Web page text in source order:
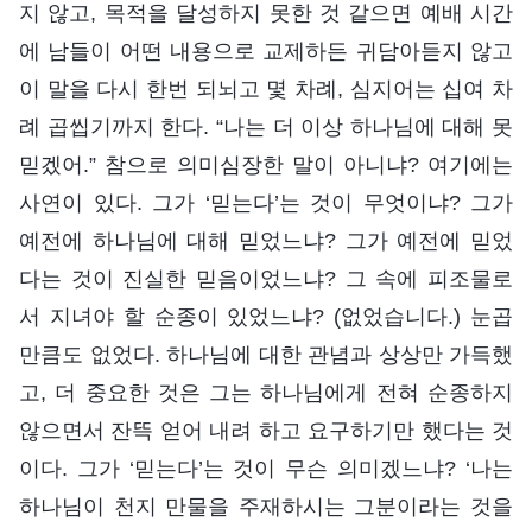
지 않고, 목적을 달성하지 못한 것 같으면 예배 시간
에 남들이 어떤 내용으로 교제하든 귀담아듣지 않고
이 말을 다시 한번 되뇌고 몇 차례, 심지어는 십여 차
례 곱씹기까지 한다. “나는 더 이상 하나님에 대해 못
믿겠어.” 참으로 의미심장한 말이 아니냐? 여기에는
사연이 있다. 그가 ‘믿는다’는 것이 무엇이냐? 그가
예전에 하나님에 대해 믿었느냐? 그가 예전에 믿었
다는 것이 진실한 믿음이었느냐? 그 속에 피조물로
서 지녀야 할 순종이 있었느냐? (없었습니다.) 눈곱
만큼도 없었다. 하나님에 대한 관념과 상상만 가득했
고, 더 중요한 것은 그는 하나님에게 전혀 순종하지
않으면서 잔뜩 얻어 내려 하고 요구하기만 했다는 것
이다. 그가 ‘믿는다’는 것이 무슨 의미겠느냐? ‘나는
하나님이 천지 만물을 주재하시는 그분이라는 것을